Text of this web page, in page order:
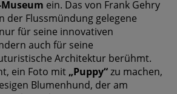
ein. Das von Frank Gehry
der Flussmündung gelegene
für seine innovativen
auch für seine
Architektur berühmt.
ein Foto mit „Puppy“zu machen,
Blumenhund, der am